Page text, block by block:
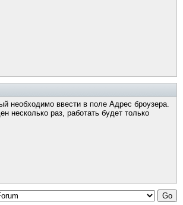
необходимо ввести в поле Адрес броузера.
раз, работать будет только